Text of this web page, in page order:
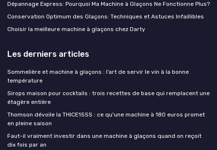
Dépannage Express: Pourquoi Ma Machine à Glaçons Ne Fonctionne Plus?
Conservation Optimum des Glaçons: Techniques et Astuces Infaillibles
Choisir la meilleure machine à glaçons chez Darty
Les derniers articles
Sommelière et machine à glaçons : l’art de servir le vin à la bonne
température
Sirops maison pour cocktails : trois recettes de base qui remplacent une
étagère entière
Thomson dévoile la THICE15SS : ce qu'une machine à 180 euros promet
en pleine saison
Faut-il vraiment investir dans une machine à glaçons quand on reçoit
dix fois par an